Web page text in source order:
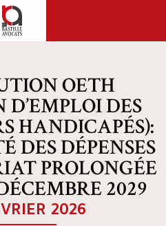
OETH
DES
HANDICAPÉS):
DES DÉPENSES
PROLONGÉE
2029
2026